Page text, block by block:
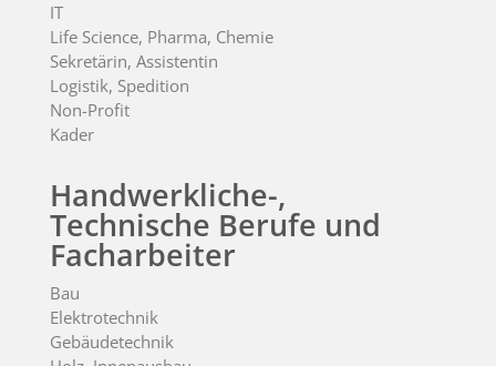
IT
Life Science, Pharma, Chemie
Sekretärin, Assistentin
Logistik, Spedition
Non-Profit
Kader
Handwerkliche-,
Technische Berufe und
Facharbeiter
Bau
Elektrotechnik
Gebäudetechnik